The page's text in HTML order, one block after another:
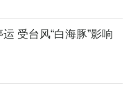
受台风“白海豚”影响